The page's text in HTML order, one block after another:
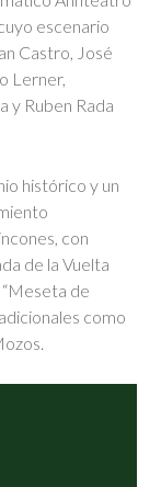
escenario
Castro, José
Lerner,
y Ruben Rada
histórico y un
con
de la Vuelta
de
como